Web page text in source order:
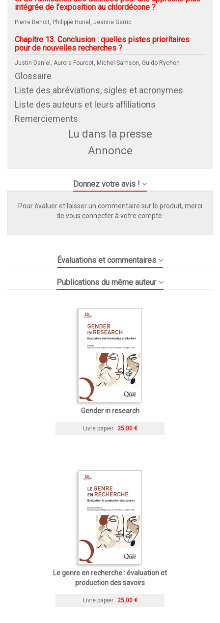
intégrée de l’exposition au chlordécone ?
Pierre Benoit, Philippe Hunel, Jeanne Garric
Chapitre 13. Conclusion : quelles pistes prioritaires
pour de nouvelles recherches ?
Justin Daniel, Aurore Fourcot, Michel Samson, Guido Rychen
Glossaire
Liste des abréviations, sigles et acronymes
Liste des auteurs et leurs affiliations
Remerciements
Lu dans la presse
Annonce
Donnez votre avis !
Pour évaluer et laisser un commentaire sur le produit, merci
de vous connecter à votre compte.
Évaluations et commentaires
Publications du même auteur
Gender in research
Livre papier 25,00 €
Le genre en recherche : évaluation et
production des savoirs
Livre papier 25,00 €